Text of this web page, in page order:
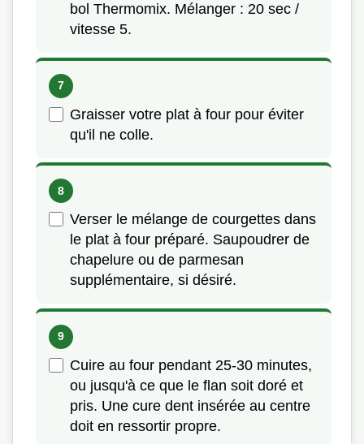
bol Thermomix. Mélanger : 20 sec /
vitesse 5.
Graisser votre plat à four pour éviter
qu'il ne colle.
Verser le mélange de courgettes dans
le plat à four préparé. Saupoudrer de
chapelure ou de parmesan
supplémentaire, si désiré.
Cuire au four pendant 25-30 minutes,
ou jusqu'à ce que le flan soit doré et
pris. Une cure dent insérée au centre
doit en ressortir propre.